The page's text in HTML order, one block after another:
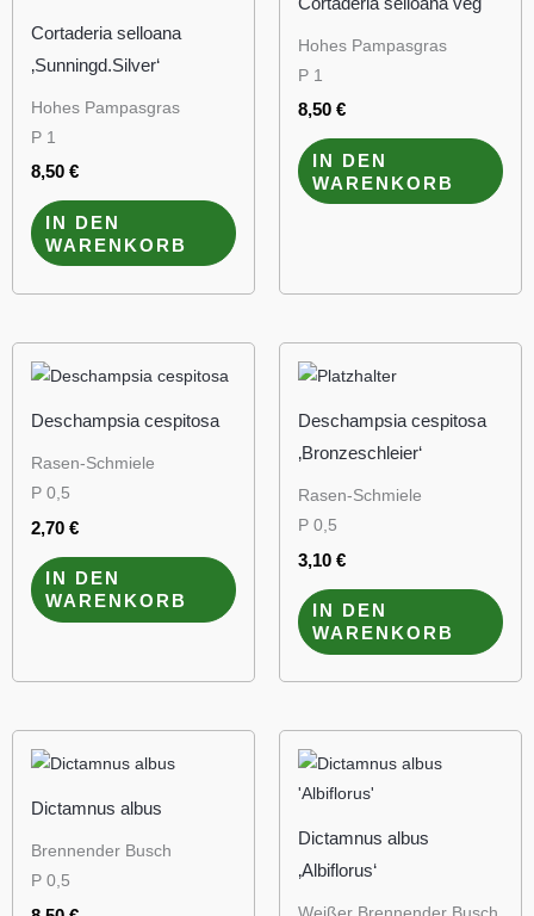
Cortaderia selloana
‚Sunningd.Silver‘
Hohes Pampasgras
P 1
8,50 €
IN DEN
WARENKORB
Hohes Pampasgras
P 1
8,50 €
IN DEN
WARENKORB
Deschampsia cespitosa
Rasen-Schmiele
P 0,5
2,70 €
IN DEN
WARENKORB
Deschampsia cespitosa
‚Bronzeschleier‘
Rasen-Schmiele
P 0,5
3,10 €
IN DEN
WARENKORB
Dictamnus albus
Brennender Busch
P 0,5
Dictamnus albus
‚Albiflorus‘